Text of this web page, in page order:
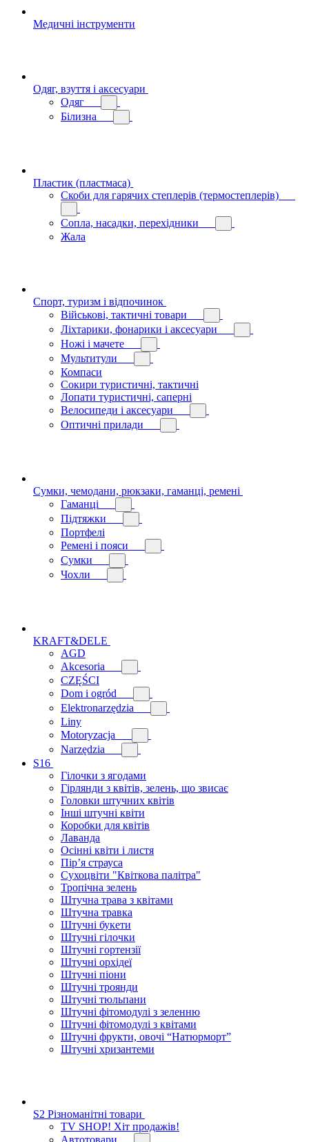
Медичні інструменти
Одяг, взуття і аксесуари
Одяг
Білизна
Пластик (пластмаса)
Скоби для гарячих степлерів (термостеплерів)
Сопла, насадки, перехідники
Жала
Спорт, туризм і відпочинок
Військові, тактичні товари
Ліхтарики, фонарики і аксесуари
Ножі і мачете
Мультитули
Компаси
Сокири туристичні, тактичні
Лопати туристичні, саперні
Велосипеди і аксесуари
Оптичні прилади
Сумки, чемодани, рюкзаки, гаманці, ремені
Гаманці
Підтяжки
Портфелі
Ремені і пояси
Сумки
Чохли
KRAFT&DELE
AGD
Akcesoria
CZĘŚCI
Dom i ogród
Elektronarzędzia
Liny
Motoryzacja
Narzędzia
S16
Гілочки з ягодами
Гірлянди з квітів, зелень, що звисає
Головки штучних квітів
Інші штучні квіти
Коробки для квітів
Лаванда
Осінні квіти і листя
Пір’я страуса
Сухоцвіти "Квіткова палітра"
Тропічна зелень
Штучна трава з квітами
Штучна травка
Штучні букети
Штучні гілочки
Штучні гортензії
Штучні орхідеї
Штучні піони
Штучні троянди
Штучні тюльпани
Штучні фітомодулі з зеленню
Штучні фітомодулі з квітами
Штучні фрукти, овочі “Натюрморт”
Штучні хризантеми
S2 Різноманітні товари
TV SHOP! Хіт продажів!
Автотовари